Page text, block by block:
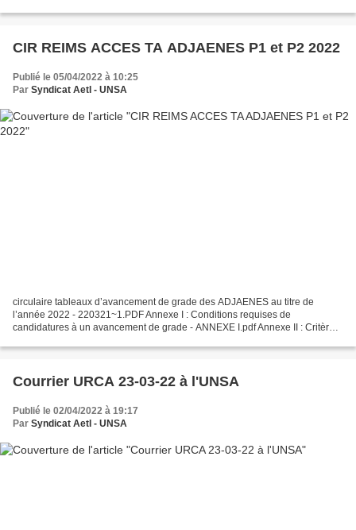
CIR REIMS ACCES TA ADJAENES P1 et P2 2022
Publié le 05/04/2022 à 10:25
Par Syndicat AetI - UNSA
circulaire tableaux d’avancement de grade des ADJAENES au titre de
l’année 2022 - 220321~1.PDF Annexe I : Conditions requises de
candidatures à un avancement de grade - ANNEXE I.pdf Annexe II : Critères
Courrier URCA 23-03-22 à l'UNSA
Publié le 02/04/2022 à 19:17
Par Syndicat AetI - UNSA